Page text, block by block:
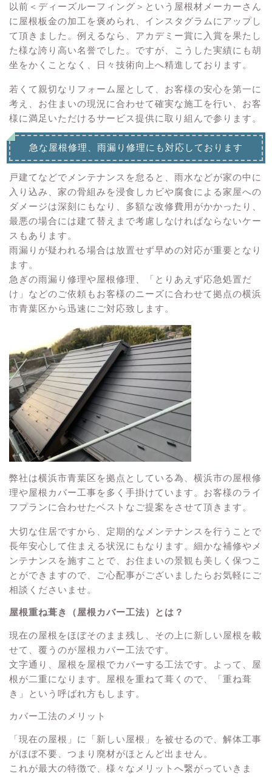
以前＜ディーズルーフィング＞という屋根材メーカーさん
に屋根板金の加工を褒められ、インスタグラムにアップし
て頂きました。例えるなら、アカデミー賞に入賞を果たし
た様な誇り高い名誉でした。ですが、こうした実績にも胡
坐をかくことなく、日々技術向上へ精進しております。
若くて親切なリフォーム屋として、お客様の安心を第一に
考え、お住まいの現況に合わせて確実な施工を行い、お客
様に満足いただけるサービス提供に取り組んで参ります。
急な屋根修理、雨漏り修理にも対応しております
戸建てなどでメンテナンスを怠ると、雨水などが家の中に
入り込み、家の骨組みを浸食しカビや腐食による家屋への
ダメージは深刻にもなり、多額な改修費用がかかったり、
最悪の場合には建て替えまで考慮しなければならないケー
スもあります。
雨漏りが疑われる場合は放置せず早めの対応が重要となり
ます。
急ぎの雨漏り修理や屋根修理、「とりあえず応急処置だ
け」などのご依頼もお客様のニーズに合わせて拠点の横浜
市青葉区から迅速にご対応致します。
弊社は横浜市青葉区を拠点としている為、横浜市の屋根修
理や屋根カバー工事を多く手掛けています。お客様のライ
フプランに合わせたベストなご提案をさせて頂きます。
大切な住居ですから、定期的なメンテナンスを行うことで
長年安心して住まえる状況にもなります。細かな補修やメ
ンテナンスを施すことで、お住まいの景観も美しく保つこ
とができますので、ご心配事がございましたらお気軽にご
相談くださいませ。
屋根重ね葺き（屋根カバー工法）とは？
現在の屋根をほぼそのまま残し、その上に新しい屋根を載
せて、覆うのが屋根カバー工法です。
文字通り、屋根を屋根でカバーする工法です。よって、屋
根が二重になります。屋根を重ねて葺くので、「重ね葺
き」という呼ばれ方もします。
カバー工法のメリット
「現在の屋根」に「新しい屋根」を被せるので、解体工事
がほぼ不要、つまり廃材がほとんど出ません。
これが最大の特徴で、様々なメリットへ繋がっていきま